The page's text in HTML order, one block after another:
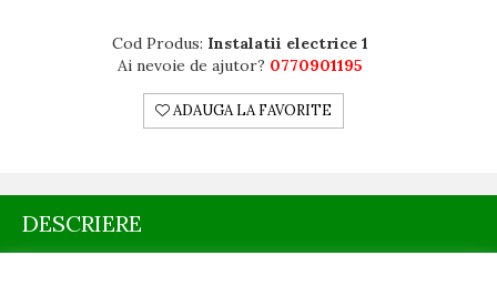
Resort & Hotel
Școli Si Gradinițe
Cod Produs: Instalatii electrice 1
Ai nevoie de ajutor? 0770901195
ADAUGA LA FAVORITE
DESCRIERE